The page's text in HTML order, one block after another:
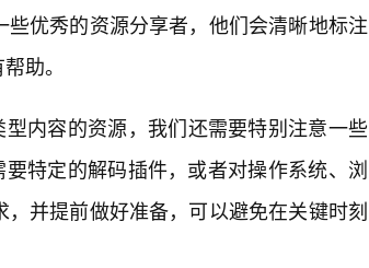
优秀的资源分享者，他们会清晰地标注
助。
内容的资源，我们还需要特别注意一些
特定的解码插件，或者对操作系统、浏
并提前做好准备，可以避免在关键时刻